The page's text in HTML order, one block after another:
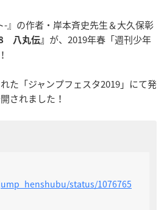
-』の作者・岸本斉史先生＆大久保彰
八丸伝』 が、2019年春「週刊少年
た 「ジャンプフェスタ2019」にて発
されました！
status/1076765